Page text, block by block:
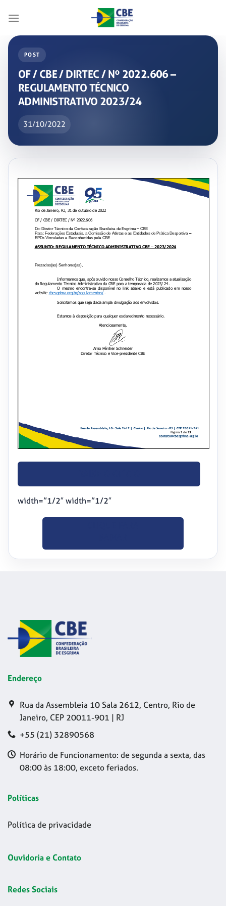
POST
OF / CBE / DIRTEC / Nº 2022.606 –
REGULAMENTO TÉCNICO
ADMINISTRATIVO 2023/24
31/10/2022
width=”1/2″ width=”1/2″
Endereço
Rua da Assembleia 10 Sala 2612, Centro, Rio de
Janeiro, CEP 20011-901 | RJ
+55 (21) 32890568
Horário de Funcionamento: de segunda a sexta, das
08:00 às 18:00, exceto feriados.
Políticas
Política de privacidade
Ouvidoria e Contato
Redes Sociais